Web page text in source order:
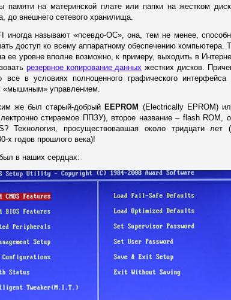
памяти на материнской плате или папки на жестком
до внешнего сетевого хранилища.
иногда называют «псевдо-ОС», она, тем не менее,
доступ ко всему аппаратному обеспечению компьютера.
ее уровне вполне возможно, к примеру, выходить в
резервное копирование данных жестких дисков.
все в условиях полноценного графического интерфейса
«мышиным» управлением.
же был старый-добрый EEPROM (Electrically EPROM)
стираемое ППЗУ), второе название – flash ROM,
Технология, просуществовавшая около тридцати лет
х годов прошлого века)!
в наших сердцах: